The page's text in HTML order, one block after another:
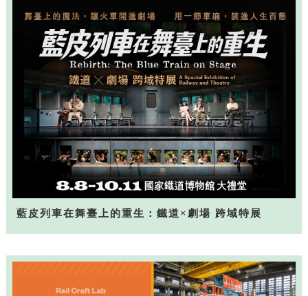
藍皮列車在舞臺上的重生：鐵道×劇場 跨域特展